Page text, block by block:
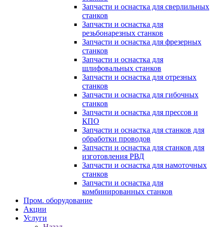
Запчасти и оснастка для сверлильных
станков
Запчасти и оснастка для
резьбонарезных станков
Запчасти и оснастка для фрезерных
станков
Запчасти и оснастка для
шлифовальных станков
Запчасти и оснастка для отрезных
станков
Запчасти и оснастка для гибочных
станков
Запчасти и оснастка для прессов и
КПО
Запчасти и оснастка для станков для
обработки проводов
Запчасти и оснастка для станков для
изготовления РВД
Запчасти и оснастка для намоточных
станков
Запчасти и оснастка для
комбинированных станков
Пром. оборудование
Акции
Услуги